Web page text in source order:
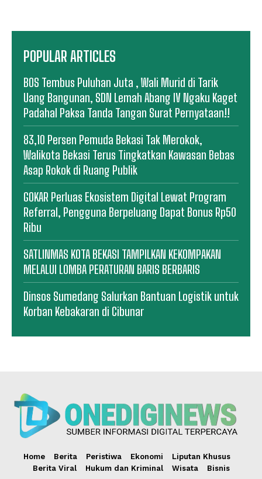
POPULAR ARTICLES
BOS Tembus Puluhan Juta , Wali Murid di Tarik
Uang Bangunan, SDN Lemah Abang IV Ngaku Kaget
Padahal Paksa Tanda Tangan Surat Pernyataan!!
83,10 Persen Pemuda Bekasi Tak Merokok,
Walikota Bekasi Terus Tingkatkan Kawasan Bebas
Asap Rokok di Ruang Publik
GOKAR Perluas Ekosistem Digital Lewat Program
Referral, Pengguna Berpeluang Dapat Bonus Rp50
Ribu
SATLINMAS KOTA BEKASI TAMPILKAN KEKOMPAKAN
MELALUI LOMBA PERATURAN BARIS BERBARIS
Dinsos Sumedang Salurkan Bantuan Logistik untuk
Korban Kebakaran di Cibunar
Home Berita Peristiwa Ekonomi
Liputan Khusus
Berita Viral
Hukum dan Kriminal Wisata Bisnis